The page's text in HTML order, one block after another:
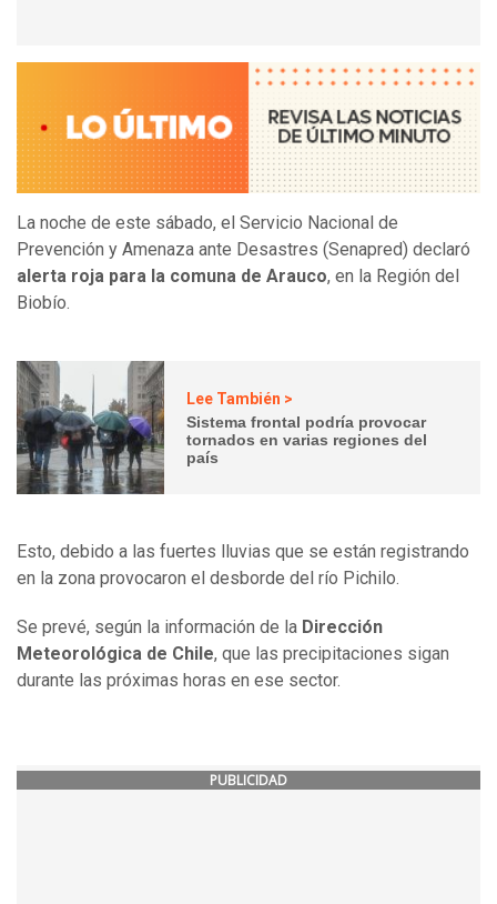
La noche de este sábado, el Servicio Nacional de
Prevención y Amenaza ante Desastres (Senapred) declaró
alerta roja para la comuna de Arauco, en la Región del
Biobío.
Lee También >
Sistema frontal podría provocar
tornados en varias regiones del
país
Esto, debido a las fuertes lluvias que se están registrando
en la zona provocaron el desborde del río Pichilo.
Se prevé, según la información de la Dirección
Meteorológica de Chile, que las precipitaciones sigan
durante las próximas horas en ese sector.
PUBLICIDAD